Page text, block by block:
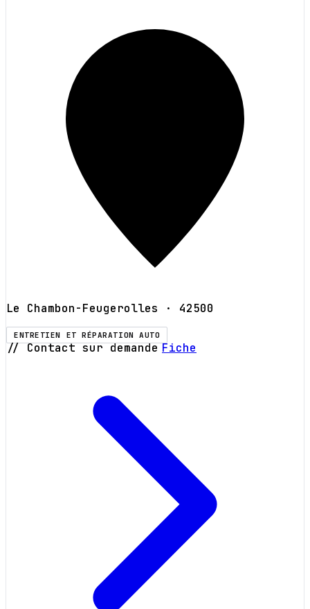
Le Chambon-Feugerolles · 42500
ENTRETIEN ET RÉPARATION AUTO
// Contact sur demande Fiche